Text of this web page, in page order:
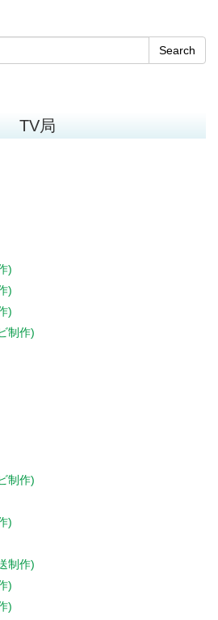
Search
TV局
)
)
)
制作)
制作)
)
制作)
)
)